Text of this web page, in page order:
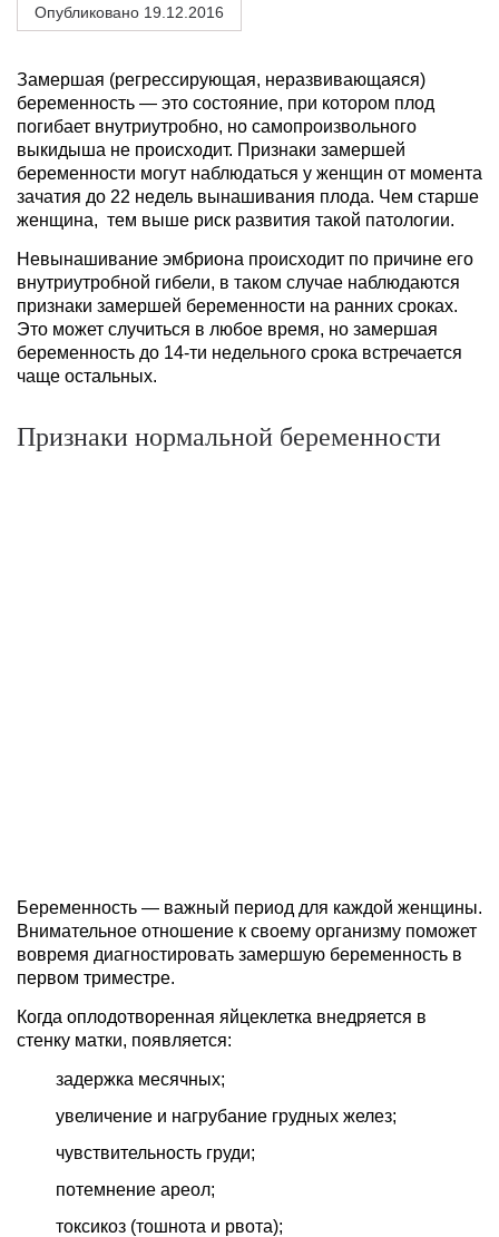
Опубликовано 19.12.2016
Замершая (регрессирующая, неразвивающаяся)
беременность — это состояние, при котором плод
погибает внутриутробно, но самопроизвольного
выкидыша не происходит. Признаки замершей
беременности могут наблюдаться у женщин от момента
зачатия до 22 недель вынашивания плода. Чем старше
женщина, тем выше риск развития такой патологии.
Невынашивание эмбриона происходит по причине его
внутриутробной гибели, в таком случае наблюдаются
признаки замершей беременности на ранних сроках.
Это может случиться в любое время, но замершая
беременность до 14-ти недельного срока встречается
чаще остальных.
Признаки нормальной беременности
Беременность — важный период для каждой женщины.
Внимательное отношение к своему организму поможет
вовремя диагностировать замершую беременность в
первом триместре.
Когда оплодотворенная яйцеклетка внедряется в
стенку матки, появляется:
задержка месячных;
увеличение и нагрубание грудных желез;
чувствительность груди;
потемнение ареол;
токсикоз (тошнота и рвота);